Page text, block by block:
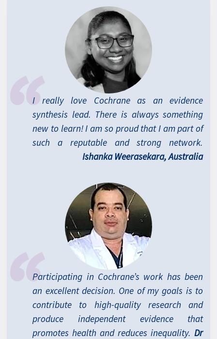
I really love Cochrane as an evidence
synthesis lead. There is always something
new to learn! I am so proud that I am part of
such a reputable and strong network.
Ishanka Weerasekara, Australia
Participating in Cochrane’s work has been
an excellent decision. One of my goals is to
contribute to high-quality research and
produce independent evidence that
promotes health and reduces inequality.Dr